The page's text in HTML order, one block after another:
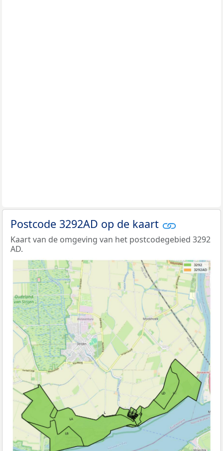
Postcode 3292AD op de kaart
Kaart van de omgeving van het postcodegebied 3292
AD.